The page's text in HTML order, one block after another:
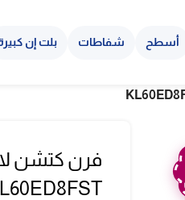
أسطح شفاطات بلت إن